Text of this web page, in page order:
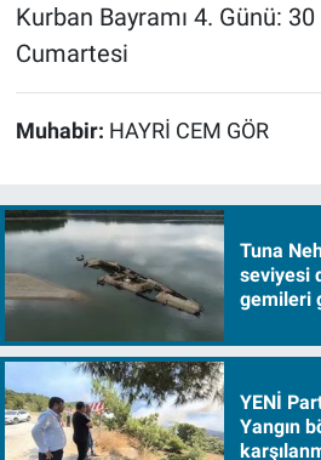
Kurban Bayramı 4. Günü: 30
Cumartesi
Muhabir: HAYRİ CEM GÖR
Tuna
seviyesi
gemileri
YENİ
Yangın